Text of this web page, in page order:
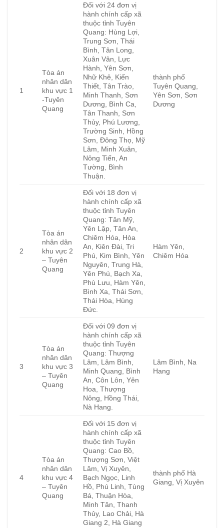
1
Tòa án
nhân dân
khu vực 1
-Tuyên
Quang
Đối với 24 đơn vị
hành chính cấp xã
thuộc tỉnh Tuyên
Quang: Hùng Lợi,
Trung Sơn, Thái
Bình, Tân Long,
Xuân Vân, Lực
Hành, Yên Sơn,
Nhữ Khê, Kiến
Thiết, Tân Trào,
Minh Thanh, Sơn
Dương, Bình Ca,
Tân Thanh, Sơn
Thủy, Phú Lương,
Trường Sinh, Hồng
Sơn, Đông Thọ, Mỹ
Lâm, Minh Xuân,
Nông Tiến, An
Tường, Bình
Thuận.
thành phố
Tuyên Quang,
Yên Sơn, Sơn
Dương
2
Tòa án
nhân dân
khu vực 2
– Tuyên
Quang
Đối với 18 đơn vị
hành chính cấp xã
thuộc tỉnh Tuyên
Quang: Tân Mỹ,
Yên Lập, Tân An,
Chiêm Hóa, Hòa
An, Kiên Đài, Tri
Phú, Kim Bình, Yên
Nguyên, Trung Hà,
Yên Phú, Bạch Xa,
Phù Lưu, Hàm Yên,
Bình Xa, Thái Sơn,
Thái Hòa, Hùng
Đức.
Hàm Yên,
Chiêm Hóa
3
Tòa án
nhân dân
khu vực 3
– Tuyên
Quang
Đối với 09 đơn vị
hành chính cấp xã
thuộc tỉnh Tuyên
Quang: Thượng
Lâm, Lâm Bình,
Minh Quang, Bình
An, Côn Lôn, Yên
Hoa, Thượng
Nông, Hồng Thái,
Nà Hang.
Lâm Bình, Na
Hang
4
Tòa án
nhân dân
khu vực 4
– Tuyên
Quang
Đối với 15 đơn vị
hành chính cấp xã
thuộc tỉnh Tuyên
Quang: Cao Bồ,
Thượng Sơn, Việt
Lâm, Vị Xuyên,
Bạch Ngọc, Linh
Hồ, Phú Linh, Tùng
Bá, Thuận Hòa,
Minh Tân, Thanh
Thủy, Lao Chải, Hà
Giang 2, Hà Giang
thành phố Hà
Giang, Vị Xuyên